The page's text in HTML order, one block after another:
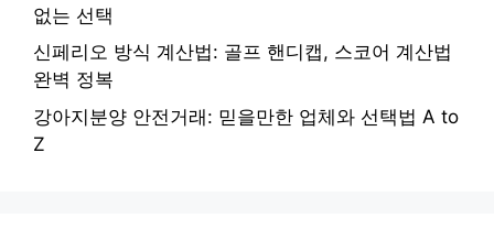
없는 선택
신페리오 방식 계산법: 골프 핸디캡, 스코어 계산법
완벽 정복
강아지분양 안전거래: 믿을만한 업체와 선택법 A to
Z